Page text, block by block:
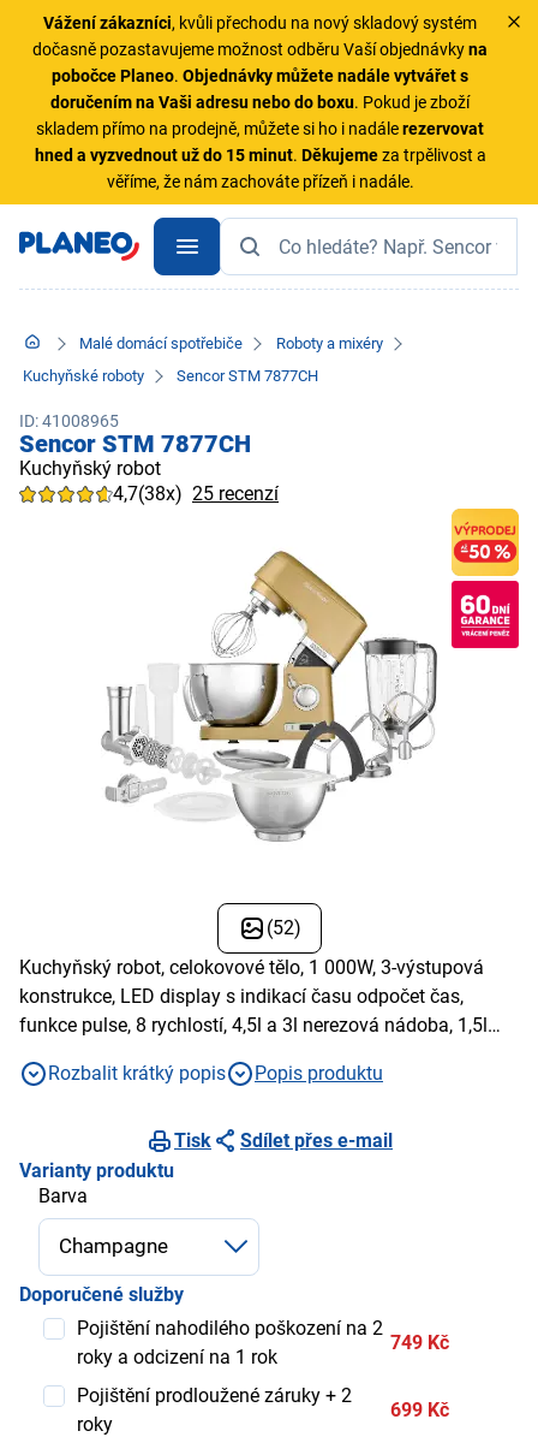
Vážení zákazníci, kvůli přechodu na nový skladový systém
dočasně pozastavujeme možnost odběru Vaší objednávkyna
pobočce Planeo.Objednávky můžete nadále vytvářet s
doručením na Vaši adresu nebo do boxu. Pokud je zboží
skladem přímo na prodejně, můžete si ho i nadálerezervovat
hned a vyzvednout už do 15 minut. Děkujemeza trpělivost a
věříme, že nám zachováte přízeň i nadále.
Malé domácí spotřebiče
Roboty a mixéry
Kuchyňské roboty
Sencor STM 7877CH
ID: 41008965
Sencor STM 7877CH
Kuchyňský robot
4,7(38x) 25 recenzí
(52)
Kuchyňský robot, celokovové tělo, 1 000W, 3-výstupová
konstrukce, LED display s indikací času odpočet čas,
funkce pulse, 8 rychlostí, 4,5l a 3l nerezová nádoba, 1,5l
Rozbalit krátký popis
Popis produktu
Tisk
Sdílet přes e-mail
Varianty produktu
Barva
Doporučené služby
Pojištění nahodilého poškození na 2
roky a odcizení na 1 rok
749 Kč
Pojištění prodloužené záruky + 2
roky
699 Kč